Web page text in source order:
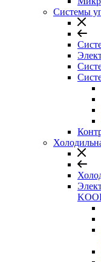
Системы